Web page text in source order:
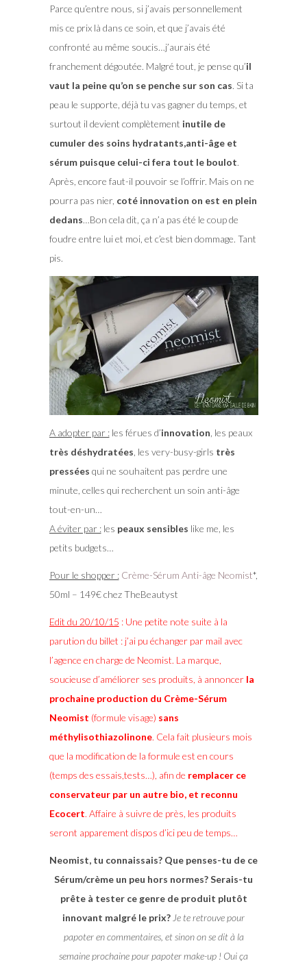
Parce qu’entre nous, si j’avais personnellement
mis ce prix là dans ce soin, et que j’avais été
confronté au même soucis…j’aurais été
franchement dégoutée. Malgré tout, je pense qu’il
vaut la peine qu’on se penche sur son cas. Si ta
peau le supporte, déjà tu vas gagner du temps, et
surtout il devient complètement inutile de
cumuler des soins hydratants,anti-âge et
sérum puisque celui-ci fera tout le boulot.
Après, encore faut-il pouvoir se l’offrir. Mais on ne
pourra pas nier, coté innovation on est en plein
dedans…Bon cela dit, ça n’a pas été le coup de
foudre entre lui et moi, et c’est bien dommage. Tant
pis.
A adopter par :les férues d’innovation , les peaux
très déshydratées , les very-busy-girls très
pressées qui ne souhaitent pas perdre une
minute, celles qui recherchent un soin anti-âge
tout-en-un…
A éviter par :les peaux sensibles like me, les
petits budgets…
Pour le shopper : Crème-Sérum Anti-âge Neomist*,
50ml – 149€ chez TheBeautyst
Edit du 20/10/15 : Une petite note suite à la
parution du billet : j’ai pu échanger par mail avec
l’agence en charge de Neomist. La marque,
soucieuse d’améliorer ses produits, à annoncer la
prochaine production du Crème-Sérum
Neomist (formule visage) sans
méthylisothiazolinone. Cela fait plusieurs mois
que la modification de la formule est en cours
(temps des essais,tests…), afin de remplacer ce
conservateur par un autre bio, et reconnu
Ecocert. Affaire à suivre de près, les produits
seront apparement dispos d’ici peu de temps…
Neomist, tu connaissais? Que penses-tu de ce
Sérum/crème un peu hors normes? Serais-tu
prête à tester ce genre de produit plutôt
innovant malgré le prix? Je te retrouve pour
papoter en commentaires, et sinon on se dit à la
semaine prochaine pour papoter make-up ! Oui ça